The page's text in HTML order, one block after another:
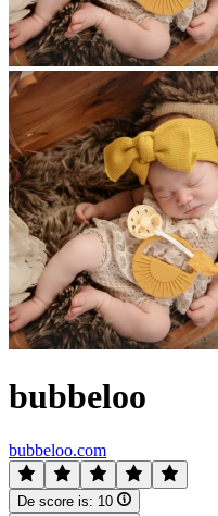
bubbeloo
bubbeloo.com
De score is: 10